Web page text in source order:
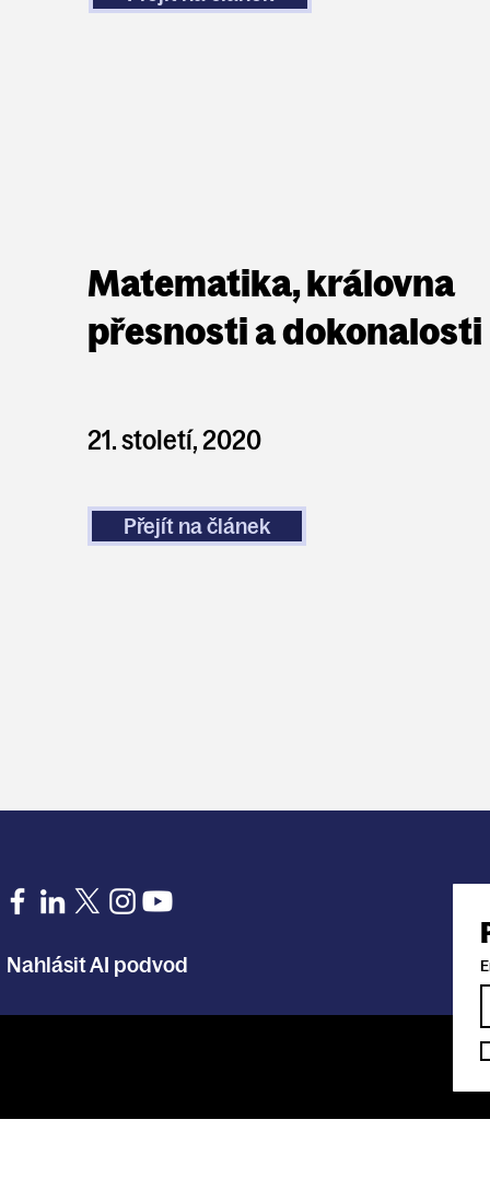
Matematika, královna
přesnosti a dokonalosti
21. století, 2020
Přejít na článek
Nahlásit AI podvod